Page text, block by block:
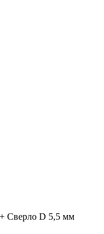
Сверло D 5,5 мм